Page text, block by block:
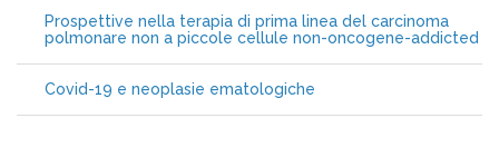
Prospettive nella terapia di prima linea del carcinoma
polmonare non a piccole cellule non-oncogene-addicted
Covid-19 e neoplasie ematologiche